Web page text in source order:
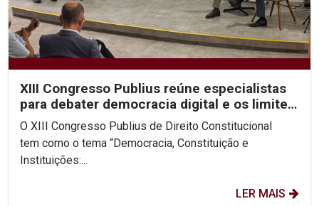
XIII Congresso Publius reúne especialistas
para debater democracia digital e os limites
da...
O XIII Congresso Publius de Direito Constitucional
tem como o tema “Democracia, Constituição e
Instituições:...
LER MAIS